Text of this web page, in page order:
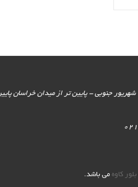
آدرس نمایشگاه : ایران - تهران - خیابان 17 شهریور جنوبی - پایین تر از میدان
بلور کاوه می باشد.